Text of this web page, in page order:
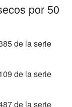
por 50
de la serie
de la serie
de la serie